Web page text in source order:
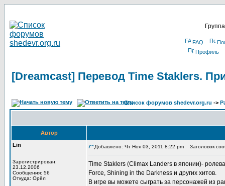
FAQ
Профиль
[Dreamcast] Перевод Time Staklers.
Список форумов shedevr.org.ru ->
Автор
Lin
Зарегистрирован:
23.12.2006
Сообщения: 56
Откуда: Орёл
Добавлено: Чт Ноя 03, 2011 8:22 pm Заголовок
Time Staklers (Climax Landers в японии)-
Force, Shining in the Darkness и других хитов.
В игре вы можете сыграть за персонажей из